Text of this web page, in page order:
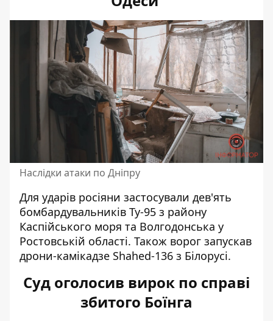
Наслідки атаки по Дніпру
Для ударів росіяни застосували дев'ять
бомбардувальників Ту-95 з району
Каспійського моря та Волгодонська у
Ростовській області. Також ворог запускав
дрони-камікадзе Shahed-136 з Білорусі.
Суд оголосив вирок по справі
збитого Боїнга